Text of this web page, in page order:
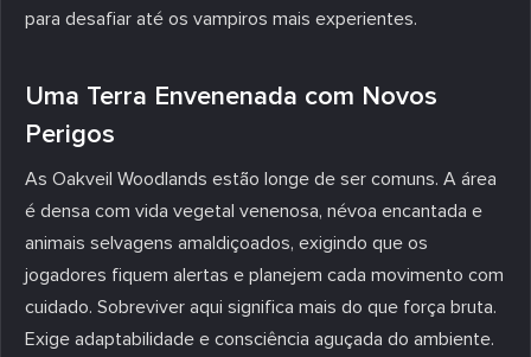
para desafiar até os vampiros mais experientes.
Uma Terra Envenenada com Novos
Perigos
As Oakveil Woodlands estão longe de ser comuns. A área
é densa com vida vegetal venenosa, névoa encantada e
animais selvagens amaldiçoados, exigindo que os
jogadores fiquem alertas e planejem cada movimento com
cuidado. Sobreviver aqui significa mais do que força bruta.
Exige adaptabilidade e consciência aguçada do ambiente.